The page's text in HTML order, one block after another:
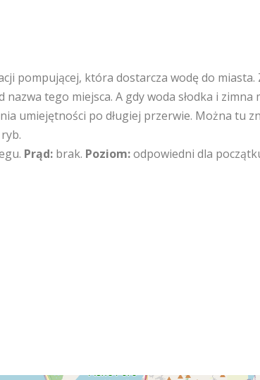
pompującej, która dostarcza wodę do miasta.
tego miejsca. A gdy woda słodka i
umiejętności po długiej przerwie. Można tu
Prąd: brak. Poziom:odpowiedni dla